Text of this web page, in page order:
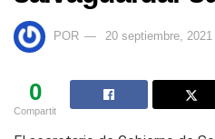
POR 20 septiembre, 2021
0
Compartit